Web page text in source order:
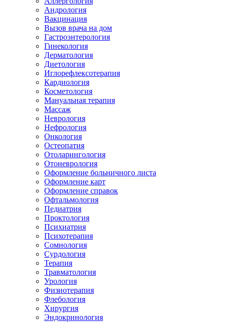
Андрология
Вакцинация
Вызов врача на дом
Гастроэнтерология
Гинекология
Дерматология
Диетология
Иглорефлексотерапия
Кардиология
Косметология
Мануальная терапия
Массаж
Неврология
Нефрология
Онкология
Остеопатия
Отоларингология
Отоневрология
Оформление больничного листа
Оформление карт
Оформление справок
Офтальмология
Педиатрия
Проктология
Психиатрия
Психотерапия
Сомнология
Сурдология
Терапия
Травматология
Урология
Физиотерапия
Флебология
Хирургия
Эндокринология